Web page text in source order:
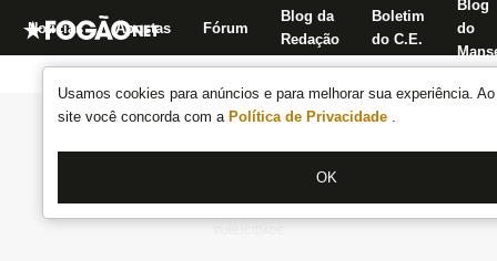
Usamos cookies para anúncios e para melhorar sua experiência.
site você concorda com a Política de Privacidade .
OK
Notícias Apostas Fórum
Blog da
Redação
Boletim
do C.E.
Blog
do